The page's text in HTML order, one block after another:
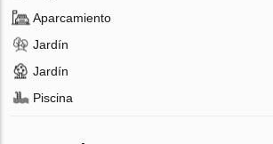
Aparcamiento
Jardín
Jardín
Piscina